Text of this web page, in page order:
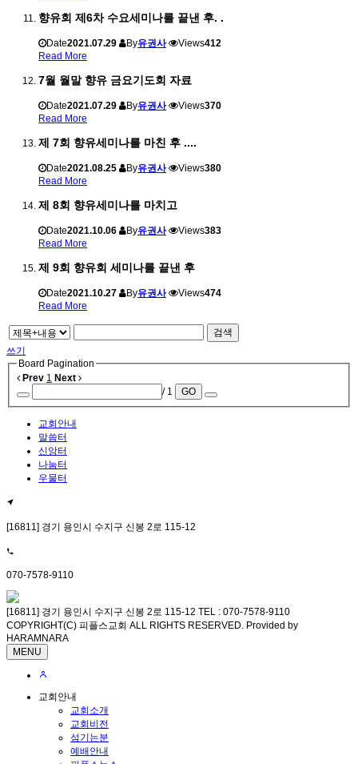
향유회 제6차 수요세미나를 끝낸 후. .
Date2021.07.29 By유권사 Views412
Read More
7월 월말 향유 금요기도회 자료
Date2021.07.29 By유권사 Views370
Read More
제 7회 향유세미나를 마친 후 ....
Date2021.08.25 By유권사 Views380
Read More
제 8회 향유세미나를 마치고
Date2021.10.06 By유권사 Views383
Read More
제 9회 향유회 세미나를 끝낸 후
Date2021.10.27 By유권사 Views474
Read More
검색
쓰기
Board Pagination
Prev 1 Next
/ 1
GO
교회안내
말씀터
신앙터
나눔터
우물터
[16811] 경기 용인시 수지구 신봉 2로 115-12
070-7578-9110
[16811] 경기 용인시 수지구 신봉 2로 115-12 TEL : 070-7578-9110
COPYRIGHT(C) 피플스교회 ALL RIGHTS RESERVED. Provided by
HARAMNARA
MENU
교회안내
교회소개
교회비전
섬기는분
예배안내